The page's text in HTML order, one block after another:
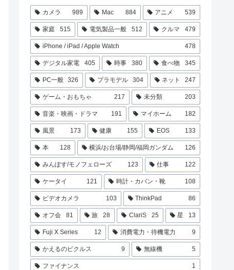
カメラ 989 Mac 884 アニメ 539
家庭 515 電気製品一般 512 クルマ 479
iPhone / iPad / Apple Watch 478
デジタル家電 405 時事 380 食べ物 345
PC一般 326 プラモデル 304 ネット 247
ゲーム・おもちゃ 217 未分類 203
音楽・映画・ドラマ 191 マイホーム 182
風景 173 健康 155 EOS 133
本 128 横浜/お台場/静岡/福岡ガンダム 126
みんぽす/モノフェローズ 123 仕事 122
ケータイ 121 時計・カバン・靴 108
ビデオカメラ 103 ThinkPad 86
オフ会 81 旅 28 ClariS 25 星 13
Fuji X Series 12 消費電力・待機電力 9
かえるのピクルス 9 無線機 5
ファイナンス 1